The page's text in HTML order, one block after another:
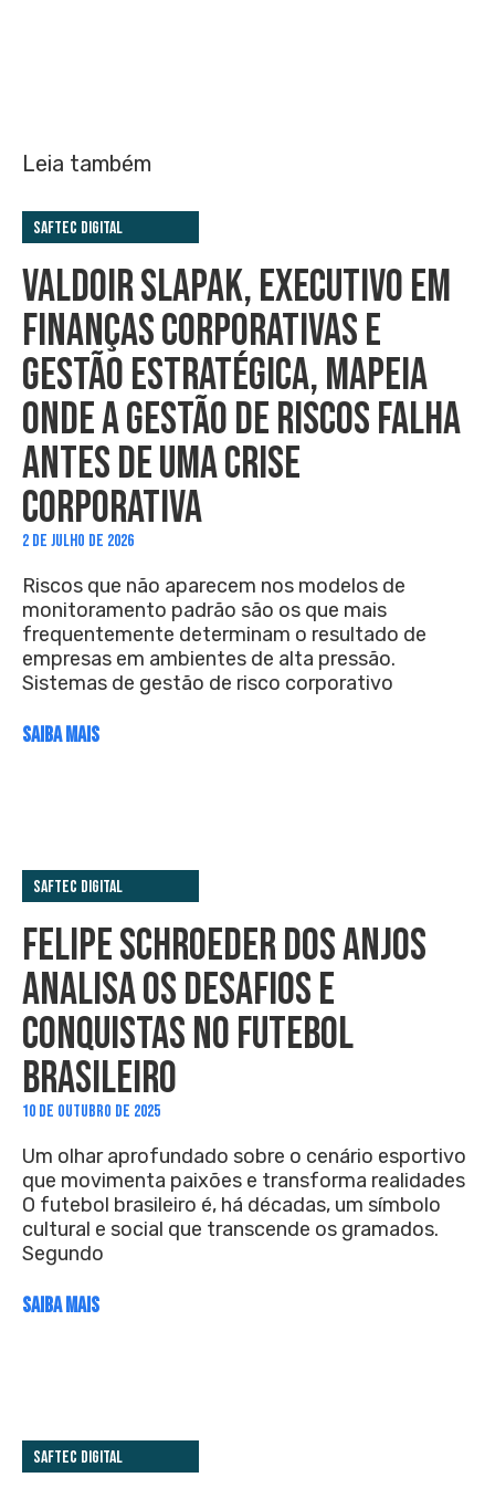
Leia também
Saftec Digital
VALDOIR SLAPAK, EXECUTIVO EM
FINANÇAS CORPORATIVAS E
GESTÃO ESTRATÉGICA, MAPEIA
ONDE A GESTÃO DE RISCOS FALHA
ANTES DE UMA CRISE
CORPORATIVA
2 DE JULHO DE 2026
Riscos que não aparecem nos modelos de
monitoramento padrão são os que mais
frequentemente determinam o resultado de
empresas em ambientes de alta pressão.
Sistemas de gestão de risco corporativo
SAIBA MAIS
Saftec Digital
FELIPE SCHROEDER DOS ANJOS
ANALISA OS DESAFIOS E
CONQUISTAS NO FUTEBOL
BRASILEIRO
10 DE OUTUBRO DE 2025
Um olhar aprofundado sobre o cenário esportivo
que movimenta paixões e transforma realidades
O futebol brasileiro é, há décadas, um símbolo
cultural e social que transcende os gramados.
Segundo
SAIBA MAIS
Saftec Digital